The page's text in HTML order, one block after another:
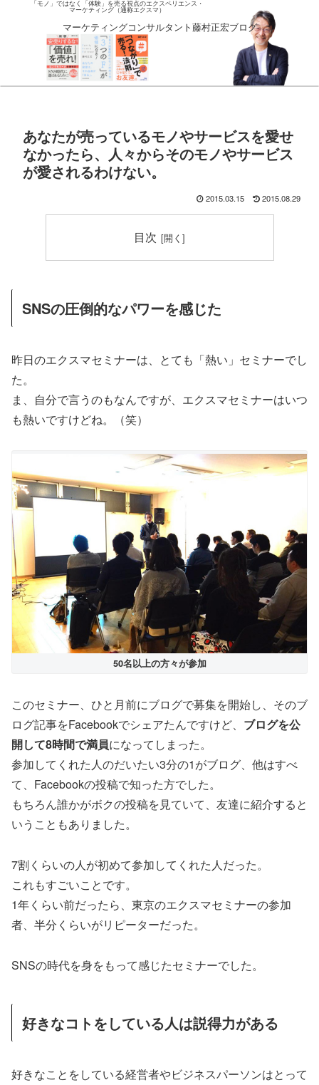
「モノ」ではなく「体験」を売る視点のエクスペリエンス・
マーケティング（通称エクスマ）
マーケティングコンサルタント藤村正宏ブログ
あなたが売っているモノやサービスを愛せ
なかったら、人々からそのモノやサービス
が愛されるわけない。
2015.03.15 2015.08.29
目次
SNSの圧倒的なパワーを感じた
昨日のエクスマセミナーは、とても「熱い」セミナーでし
た。
ま、自分で言うのもなんですが、エクスマセミナーはいつ
も熱いですけどね。（笑）
50名以上の方々が参加
このセミナー、ひと月前にブログで募集を開始し、そのブ
ログ記事をFacebookでシェアたんですけど、 ブログを公
開して8時間で満員になってしまった。
参加してくれた人のだいたい3分の1がブログ、他はすべ
て、Facebookの投稿で知った方でした。
もちろん誰かがボクの投稿を見ていて、友達に紹介すると
いうこともありました。
7割くらいの人が初めて参加してくれた人だった。
これもすごいことです。
1年くらい前だったら、東京のエクスマセミナーの参加
者、半分くらいがリピーターだった。
SNSの時代を身をもって感じたセミナーでした。
好きなコトをしている人は説得力がある
好きなことをしている経営者やビジネスパーソンはとって